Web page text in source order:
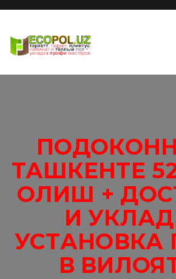
ТАШКЕНТЕ
ОЛИШ +
И
УСТАНОВКА
В